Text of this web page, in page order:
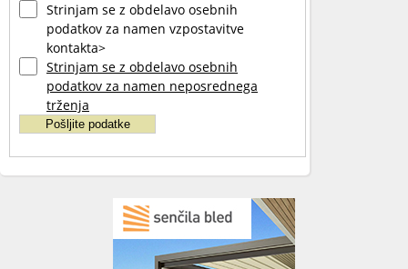
Strinjam se z obdelavo osebnih
podatkov za namen vzpostavitve
kontakta>
Strinjam se z obdelavo osebnih
podatkov za namen neposrednega
trženja